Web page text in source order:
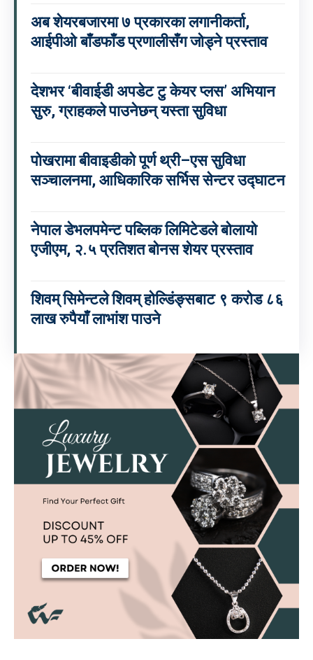
अब शेयरबजारमा ७ प्रकारका लगानीकर्ता,
आईपीओ बाँडफाँड प्रणालीसँग जोड्ने प्रस्ताव
देशभर ‘बीवाईडी अपडेट टु केयर प्लस’ अभियान
सुरु, ग्राहकले पाउनेछन् यस्ता सुविधा
पोखरामा बीवाइडीको पूर्ण थ्री–एस सुविधा
सञ्चालनमा, आधिकारिक सर्भिस सेन्टर उद्घाटन
नेपाल डेभलपमेन्ट पब्लिक लिमिटेडले बोलायो
एजीएम, २.५ प्रतिशत बोनस शेयर प्रस्ताव
शिवम् सिमेन्टले शिवम् होल्डिंङ्सबाट ९ करोड ८६
लाख रुपैयाँ लाभांश पाउने